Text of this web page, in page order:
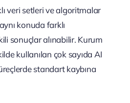
veri setleri ve algoritmalar
konuda farklı
sonuçlar alınabilir. Kurum
kullanılan çok sayıda AI
standart kaybına